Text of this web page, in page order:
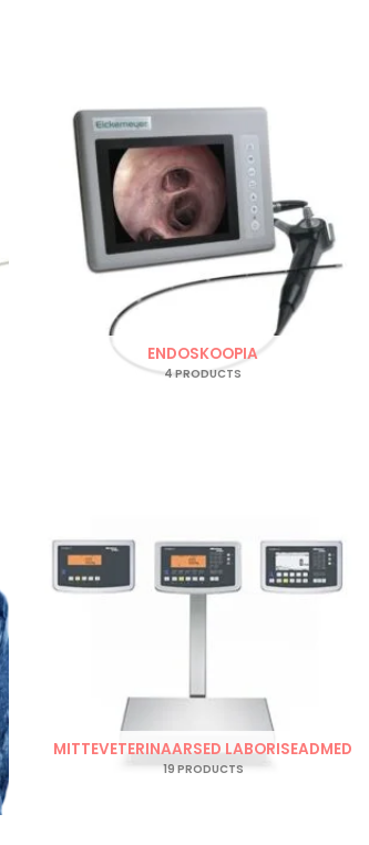
ENDOSKOOPIA
4 PRODUCTS
MITTEVETERINAARSED LABORISEADMED
19 PRODUCTS